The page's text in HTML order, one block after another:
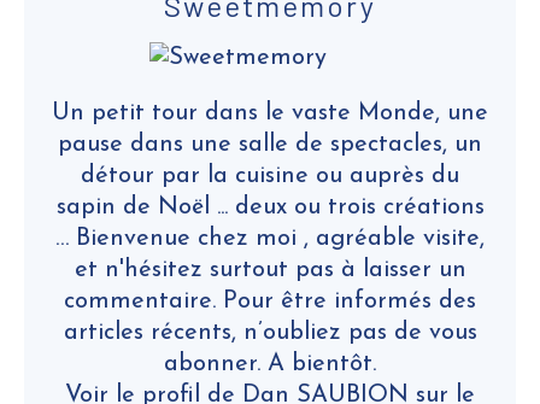
Un petit tour dans le vaste Monde, une
pause dans une salle de spectacles, un
détour par la cuisine ou auprès du
sapin de Noël ... deux ou trois créations
… Bienvenue chez moi , agréable visite,
et n'hésitez surtout pas à laisser un
commentaire. Pour être informés des
articles récents, n’oubliez pas de vous
abonner. A bientôt.
Voir le profil de Dan SAUBION sur le